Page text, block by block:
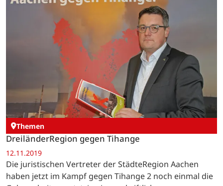
Themen
DreiländerRegion gegen Tihange
12.11.2019
Die juristischen Vertreter der StädteRegion Aachen
haben jetzt im Kampf gegen Tihange 2 noch einmal die